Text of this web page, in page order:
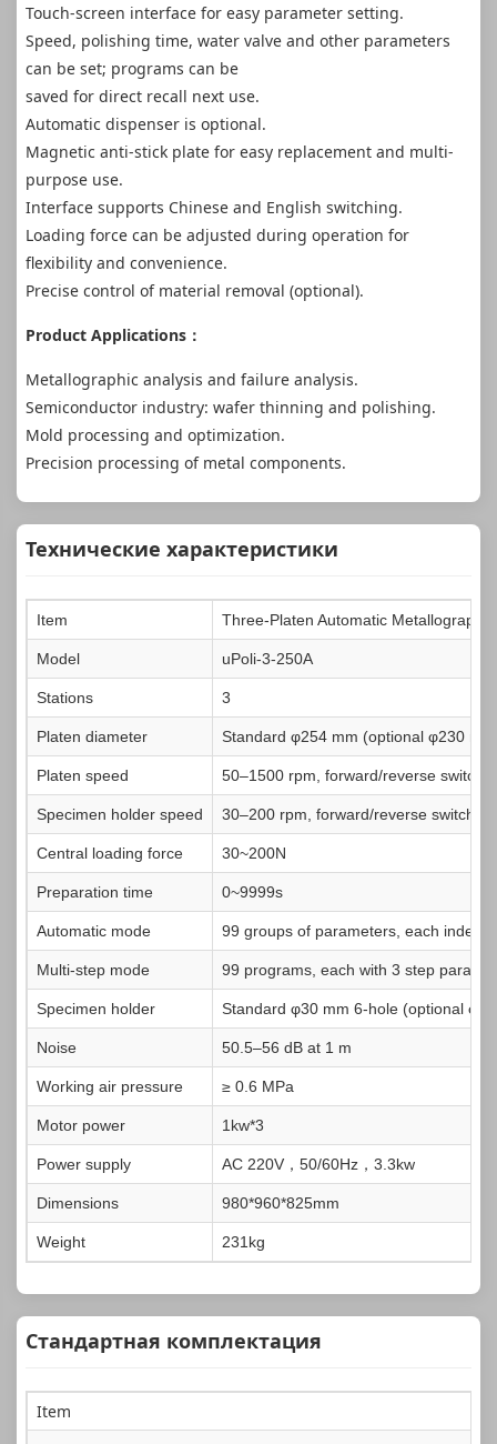
Touch-screen interface for easy parameter setting.
Speed, polishing time, water valve and other parameters
can be set; programs can be
saved for direct recall next use.
Automatic dispenser is optional.
Magnetic anti-stick plate for easy replacement and multi-
purpose use.
Interface supports Chinese and English switching.
Loading force can be adjusted during operation for
flexibility and convenience.
Precise control of material removal (optional).
Product Applications：
Metallographic analysis and failure analysis.
Semiconductor industry: wafer thinning and polishing.
Mold processing and optimization.
Precision processing of metal components.
Технические характеристики
Item Three-Platen Automatic
Model uPoli-3-250A
Stations 3
Platen diameter Standard φ254 mm (optional φ230
Platen speed 50–1500 rpm, forward/reverse
Specimen holder speed 30–200 rpm, forward/reverse
Central loading force 30~200N
Preparation time 0~9999s
Automatic mode 99 groups of parameters, each
Multi-step mode 99 programs, each with 3 step
Specimen holder Standard φ30 mm 6-hole (optional
Noise 50.5–56 dB at 1 m
Working air pressure ≥ 0.6 MPa
Motor power 1kw*3
Power supply AC 220V，50/60Hz，3.3kw
Dimensions 980*960*825mm
Weight 231kg
Стандартная комплектация
Item